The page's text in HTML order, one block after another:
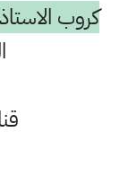
كروب